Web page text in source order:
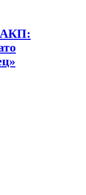
АКП: